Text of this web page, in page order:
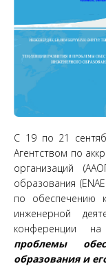
С 19 по 21
Агентством по
организаций
образования
по обеспечению
инженерной
конференции
проблемы
образования и